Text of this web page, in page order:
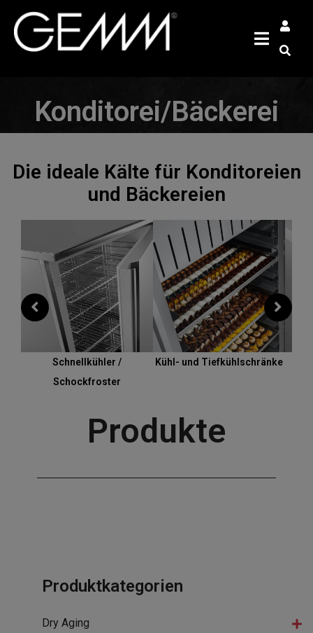
Konditorei/Bäckerei
Die ideale Kälte für Konditoreien
und Bäckereien
Schnellkühler /
Schockfroster
Kühl- und Tiefkühlschränke
Produkte
Produktkategorien
Dry Aging